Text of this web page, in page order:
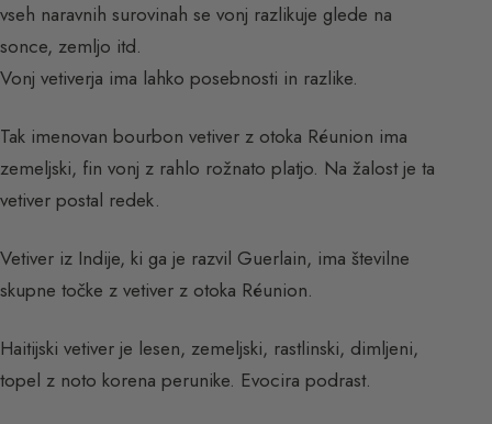
vseh naravnih surovinah se vonj razlikuje glede na
sonce, zemljo itd.
Vonj vetiverja ima lahko posebnosti in razlike.
Tak imenovan bourbon vetiver z otoka Réunion ima
zemeljski, fin vonj z rahlo rožnato platjo. Na žalost je ta
vetiver postal redek.
Vetiver iz Indije, ki ga je razvil Guerlain, ima številne
skupne točke z vetiver z otoka Réunion.
Haitijski vetiver je lesen, zemeljski, rastlinski, dimljeni,
topel z noto korena perunike. Evocira podrast.